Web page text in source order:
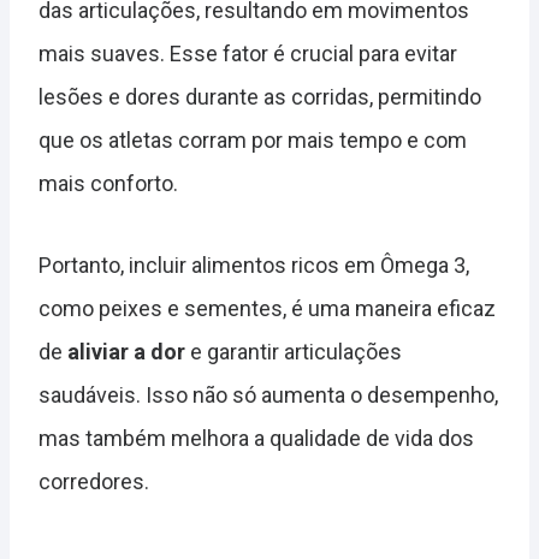
das articulações, resultando em movimentos
mais suaves. Esse fator é crucial para evitar
lesões e dores durante as corridas, permitindo
que os atletas corram por mais tempo e com
mais conforto.
Portanto, incluir alimentos ricos em Ômega 3,
como peixes e sementes, é uma maneira eficaz
de aliviar a dor e garantir articulações
saudáveis. Isso não só aumenta o desempenho,
mas também melhora a qualidade de vida dos
corredores.